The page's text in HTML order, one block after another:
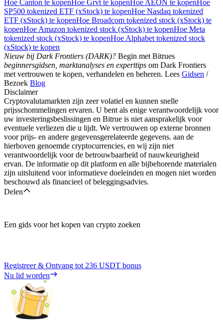
Nederlands
Hoe Canton te kopenHoe Grvt te kopenHoe AEON te kopenHoe
SP500 tokenized ETF (xStock) te kopenHoe Nasdaq tokenized
ETF (xStock) te kopenHoe Broadcom tokenized stock (xStock) te
kopenHoe Amazon tokenized stock (xStock) te kopenHoe Meta
tokenized stock (xStock) te kopenHoe Alphabet tokenized stock
(xStock) te kopen
Nieuw bij Dark Frontiers (DARK)? Begin met Bitrues
beginnersgidsen, marktanalyses en experttips om Dark Frontiers
met vertrouwen te kopen, verhandelen en beheren. Lees Gidsen /
Bezoek Blog
Disclaimer
Cryptovalutamarkten zijn zeer volatiel en kunnen snelle
prijsschommelingen ervaren. U bent als enige verantwoordelijk voor
uw investeringsbeslissingen en Bitrue is niet aansprakelijk voor
eventuele verliezen die u lijdt. We vertrouwen op externe bronnen
voor prijs- en andere gegevensgerelateerde gegevens. aan de
hierboven genoemde cryptocurrencies, en wij zijn niet
verantwoordelijk voor de betrouwbaarheid of nauwkeurigheid
ervan. De informatie op dit platform en alle bijbehorende materialen
zijn uitsluitend voor informatieve doeleinden en mogen niet worden
beschouwd als financieel of beleggingsadvies.
Delen
Een gids voor het kopen van crypto zoeken
Registreer & Ontvang tot 236 USDT bonus
Nu lid worden